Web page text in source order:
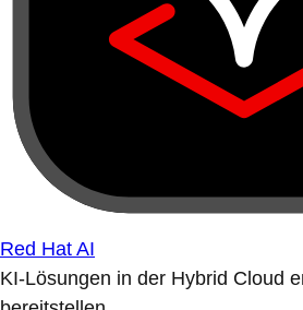
Red Hat AI
KI-Lösungen in der Hybrid Cloud